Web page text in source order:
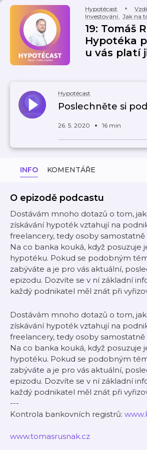
Hypotécast
Investování, Jak na
19: Tomáš
Hypotéka
u vás platí
Hypotécast
Poslechněte si
26. 5. 2020 16 min
INFO KOMENTÁŘE
O epizodě podcastu
Dostávám mnoho dotazů o tom,
získávání hypoték vztahují na
freelancery, tedy osoby samostatně
Na co banka kouká, když posuzuje
hypotéku. Pokud se podobným
zabýváte a je pro vás aktuální,
epizodu. Dozvíte se v ní základní
každý podnikatel měl znát při
Dostávám mnoho dotazů o tom,
získávání hypoték vztahují na
freelancery, tedy osoby samostatně
Na co banka kouká, když posuzuje
hypotéku. Pokud se podobným
zabýváte a je pro vás aktuální,
epizodu. Dozvíte se v ní základní
každý podnikatel měl znát při
---
Kontrola bankovních registrů:
www.tomasrusnak.cz